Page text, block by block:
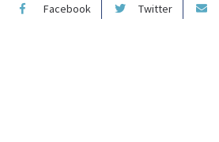
Facebook Twitter